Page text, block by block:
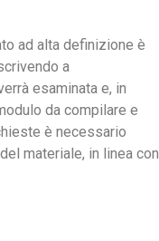
ad alta definizione è
a
esaminata e, in
da compilare e
è necessario
materiale, in linea con